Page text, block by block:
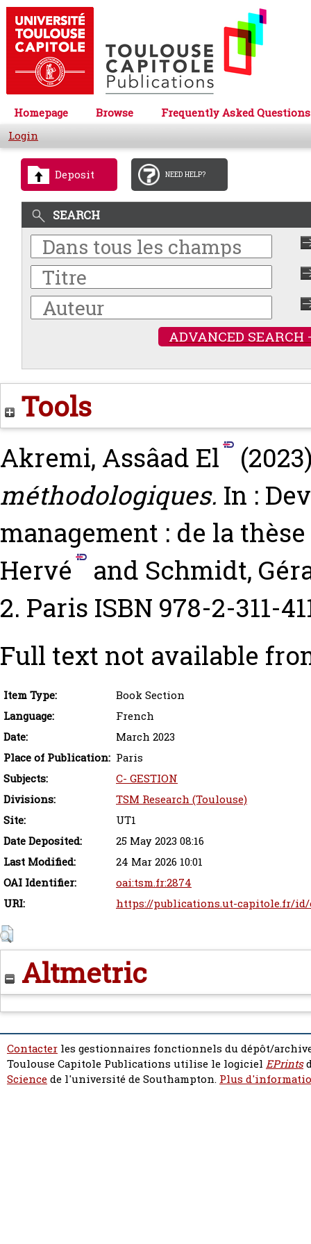
Homepage Browse
Frequently Asked Questions
Login
Deposit NEED HELP?
SEARCH
ADVANCED SEARCH
Tools
Akremi, Assâad El
méthodologiques. In :
management : de la
Hervé
and Schmidt,
2. Paris ISBN 978-2-311-
Full text not available
Item Type:
Book Section
Language:
French
Date:
March 2023
Place of Publication: Paris
Subjects:
C- GESTION
Divisions:
TSM Research (Toulouse)
Site:
UT1
Date Deposited:
25 May 2023 08:16
Last Modified:
24 Mar 2026 10:01
OAI Identifier:
oai:tsm.fr:2874
URI:
https://publications.ut-capitole.fr/
Altmetric
Contacter les gestionnaires fonctionnels du dépôt/
Toulouse Capitole Publications utilise le logiciel EPrints
Sciencede l'université de Southampton. Plus